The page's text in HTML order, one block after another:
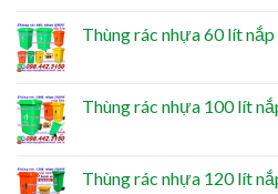
Thùng rác nhựa 60 lít
Thùng rác nhựa 100 lít
Thùng rác nhựa 120 lít